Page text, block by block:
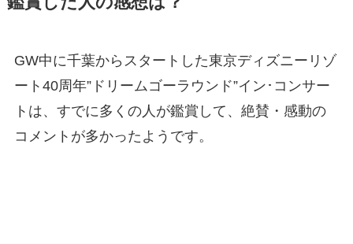
GW中に千葉からスタートした東京ディズニーリゾ
ート40周年”ドリームゴーラウンド”イン･コンサー
トは、すでに多くの人が鑑賞して、絶賛・感動の
コメントが多かったようです。